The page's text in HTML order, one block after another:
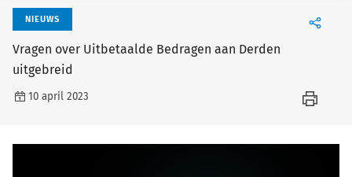
NIEUWS
Vragen over Uitbetaalde Bedragen aan Derden
uitgebreid
10 april 2023